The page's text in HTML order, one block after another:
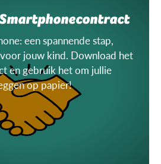
een spannende stap,
jouw kind. Download het
en gebruik het om jullie
op papier!